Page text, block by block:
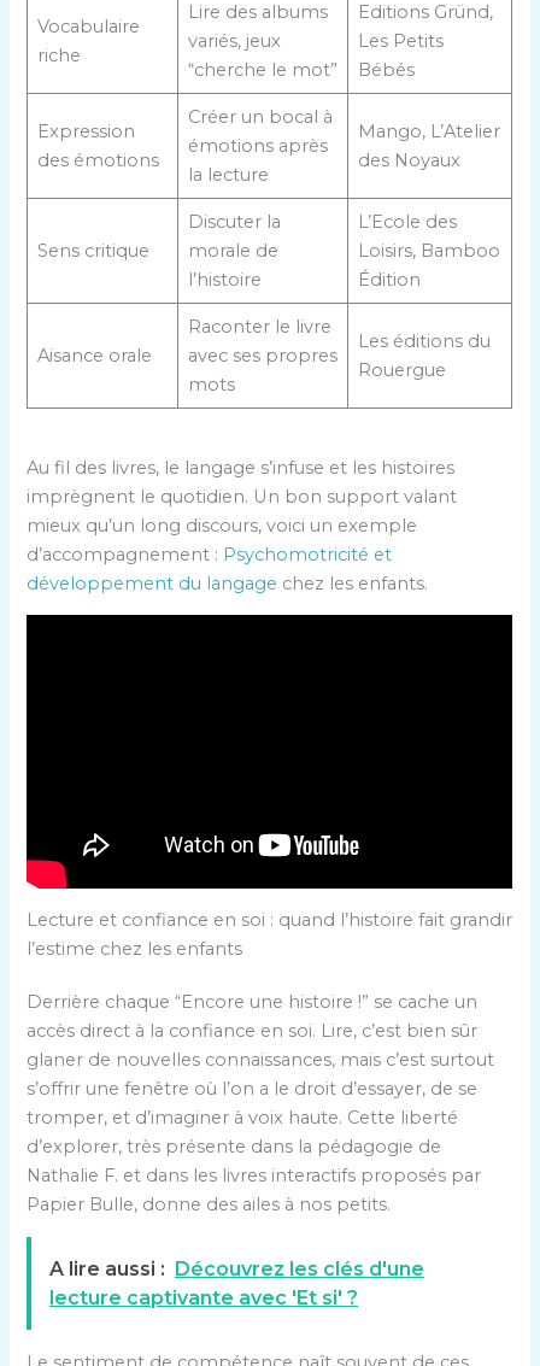
Vocabulaire
riche
Lire des albums
variés, jeux
“cherche le mot”
Editions Gründ,
Les Petits
Bébés
Expression
des émotions
Créer un bocal à
émotions après
la lecture
Mango, L’Atelier
des Noyaux
Sens critique
Discuter la
morale de
l’histoire
L’Ecole des
Loisirs, Bamboo
Édition
Aisance orale
Raconter le livre
avec ses propres
mots
Les éditions du
Rouergue
Au fil des livres, le langage s’infuse et les histoires
imprègnent le quotidien. Un bon support valant
mieux qu’un long discours, voici un exemple
d’accompagnement : Psychomotricité et
développement du langage chez les enfants.
Lecture et confiance en soi : quand l’histoire fait grandir
l’estime chez les enfants
Derrière chaque “Encore une histoire !” se cache un
accès direct à la confiance en soi. Lire, c’est bien sûr
glaner de nouvelles connaissances, mais c’est surtout
s’offrir une fenêtre où l’on a le droit d’essayer, de se
tromper, et d’imaginer à voix haute. Cette liberté
d’explorer, très présente dans la pédagogie de
Nathalie F. et dans les livres interactifs proposés par
Papier Bulle, donne des ailes à nos petits.
A lire aussi : Découvrez les clés d'une
lecture captivante avec 'Et si' ?